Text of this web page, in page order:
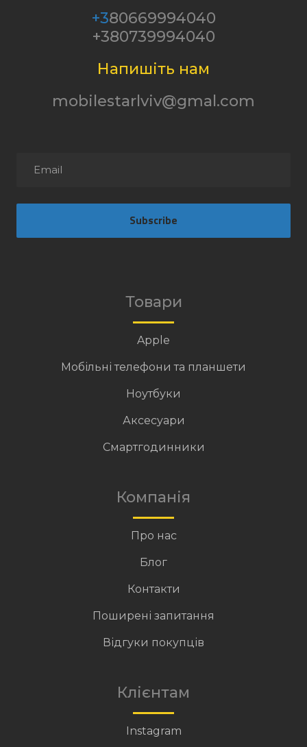
+380669994040
+380739994040
Напишіть нам
mobilestarlviv@gmal.com
Subscribe
Товари
Apple
Мобільні телефони та планшети
Ноутбуки
Аксесуари
Смартгодинники
Компанія
Про нас
Блог
Контакти
Поширені запитання
Відгуки покупців
Клієнтам
Instagram